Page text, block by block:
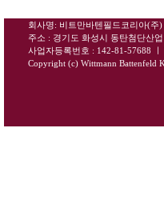
회사명: 비트만바텐필드코리아(주)
주소 : 경기도 화성시 동탄첨단산
사업자등록번호 : 142-81-57688
ㅣ
Copyright (c) Wittmann Battenfeld